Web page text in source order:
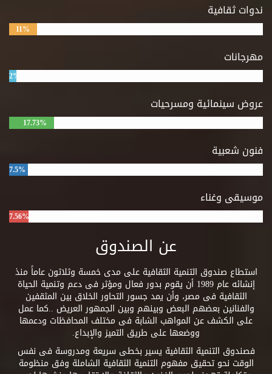
ندوات ثقافية
11%
مهرجانات
2%
عروض سينمائية ومسرحيات
17.73%
فنون شعبية
7.5%
موسيقى وغناء
7.56%
عن الصندوق
استطاع صندوق التنمية الثقافية على مدى خمسة وثلاثون عاماً منذ
إنشائه عام 1989 أن يقوم بدور فعال ومؤثر فى دعم وتنمية الحياة
الثقافية فى مصر، وأن يمد جسور التحاور الخلاق بين المثقفين
والفنانين بعضهم البعض وبينهم وبين الجمهور العريض ..كما عمل
على الكشف عن المواهب الشابة فى مختلف المحافظات ودعمها
ووضعها على طريق التميز والإبداع.
فصندوق التنمية الثقافية يسير بخطى سريعة ومدروسة فى نفس
الوقت نحو تحقيق مفهوم التنمية الثقافية الشاملة وفق منظومة